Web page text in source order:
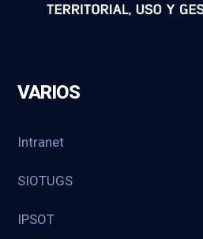
VARIOS
Intranet
SIOTUGS
IPSOT